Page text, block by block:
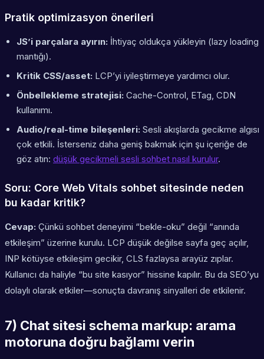
Pratik optimizasyon önerileri
JS’i parçalara ayırın: İhtiyaç oldukça yükleyin (lazy loading
mantığı).
Kritik CSS/asset: LCP’yi iyileştirmeye yardımcı olur.
Önbellekleme stratejisi: Cache-Control, ETag, CDN
kullanımı.
Audio/real-time bileşenleri: Sesli akışlarda gecikme algısı
çok etkili. İsterseniz daha geniş bakmak için şu içeriğe de
göz atın: düşük gecikmeli sesli sohbet nasıl kurulur.
Soru: Core Web Vitals sohbet sitesinde neden
bu kadar kritik?
Cevap: Çünkü sohbet deneyimi “bekle-oku” değil “anında
etkileşim” üzerine kurulu. LCP düşük değilse sayfa geç açılır,
INP kötüyse etkileşim gecikir, CLS fazlaysa arayüz zıplar.
Kullanıcı da haliyle “bu site kasıyor” hissine kapılır. Bu da SEO’yu
dolaylı olarak etkiler—sonuçta davranış sinyalleri de etkilenir.
7) Chat sitesi schema markup: arama
motoruna doğru bağlamı verin